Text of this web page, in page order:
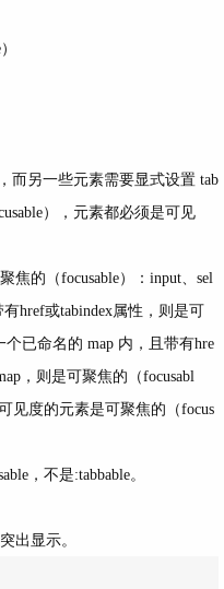
而另一些元素需要显式设置 tab
），元素都必须是可见
焦的（focusable）：input、sel
有href或tabindex属性，则是可
个已命名的 map 内，且带有hre
，则是可聚焦的（focusabl
见度的元素是可聚焦的（focus
，不是:tabbable。
出显示。